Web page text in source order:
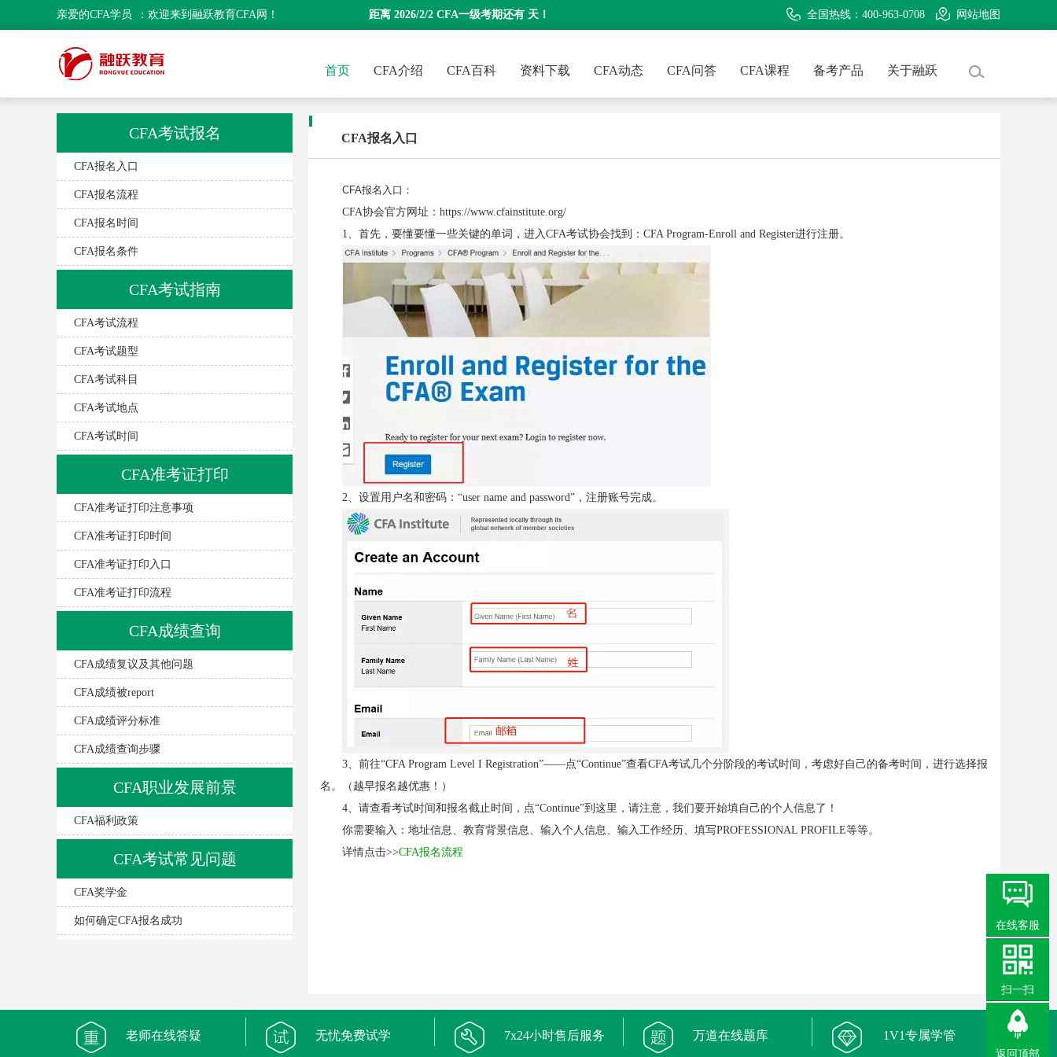
亲爱的CFA学员 ：欢迎来到融跃教育CFA网！ 距离 2026/2/2 CFA一级考期还有 天！ 全国热线：400-963-0708 网站地图
首页 CFA介绍 CFA百科 资料下载 CFA动态 CFA问答 CFA课程 备考产品 关于融跃
CFA考试报名
CFA报名入口
CFA报名流程
CFA报名时间
CFA报名条件
CFA考试指南
CFA考试流程
CFA考试题型
CFA考试科目
CFA考试地点
CFA考试时间
CFA准考证打印
CFA准考证打印注意事项
CFA准考证打印时间
CFA准考证打印入口
CFA准考证打印流程
CFA成绩查询
CFA成绩复议及其他问题
CFA成绩被report
CFA成绩评分标准
CFA成绩查询步骤
CFA职业发展前景
CFA福利政策
CFA考试常见问题
CFA奖学金
如何确定CFA报名成功
CFA报名入口
责编： 融跃教育CFA
CFA报名入口：
CFA协会官方网址：https://www.cfainstitute.org/
1、首先，要懂要懂一些关键的单词，进入CFA考试协会找到：CFA Program-Enroll and Register进行注册。
2、设置用户名和密码：“user name and password”，注册账号完成。
3、前往“CFA Program Level I Registration”——点“Continue”查看CFA考试几个分阶段的考试时间，考虑好自己的备考时间，进行选择报
名。（越早报名越优惠！）
4、请查看考试时间和报名截止时间，点“Continue”到这里，请注意，我们要开始填自己的个人信息了！
你需要输入：地址信息、教育背景信息、输入个人信息、输入工作经历、填写PROFESSIONAL PROFILE等等。
详情点击>>CFA报名流程
老师在线答疑 无忧免费试学 7x24小时售后服务 万道在线题库 1V1专属学管
在线客服
扫一扫
返回顶部